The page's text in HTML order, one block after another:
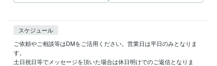
スケジュール
ご依頼やご相談等はDMをご活用ください。営業日は平日のみとなりま
す。
土日祝日等でメッセージを頂いた場合は休日明けでのご返信となりま